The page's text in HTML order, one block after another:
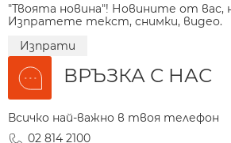
"Твоята новина"! Новините от
Изпратете текст, снимки, видео.
Изпрати
ВРЪЗКА С НАС
Всичко най-важно в твоя телефон
02 814 2100